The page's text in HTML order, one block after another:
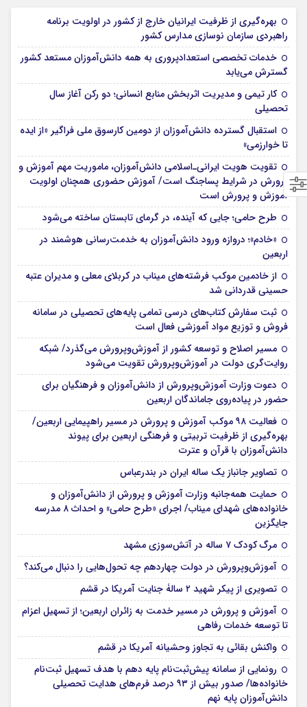
بهره‌گیری از ظرفیت ایرانیان خارج از کشور در اولویت برنامه
راهبردی سازمان نوسازی مدارس کشور
خدمات تخصصی استعدادپروری به همه دانش‌آموزان مستعد کشور
گسترش می‌یابد
کار تیمی و مدیریت اثربخش منابع انسانی؛ دو رکن آغاز سال
تحصیلی
استقبال گسترده دانش‌آموزان از دومین کارسوق ملی فراگیر «از ایده
تا خوارزمی»
تقویت هویت ایرانی‌ـ‌اسلامی دانش‌آموزان، ماموریت مهم آموزش و
پرورش در شرایط پساجنگ است/ آموزش حضوری همچنان اولویت
آموزش و پرورش است
طرح حامی؛ جایی که آینده، در گرمای تابستان ساخته می‌شود
«خادم»؛ دروازه ورود دانش‌آموزان به خدمت‌رسانی هوشمند در
اربعین
از خادمین موکب فرشته‌های میناب در کربلای معلی و مدیران عتبه
حسینی قدردانی شد
ثبت سفارش کتاب‌های درسی تمامی پایه‌های تحصیلی در سامانه
فروش و توزیع مواد آموزشی فعال است
مسیر اصلاح و توسعه کشور از آموزش‌وپرورش می‌گذرد/ شبکه
روایت‌‌گری دولت در آموزش‌وپرورش تقویت می‌شود
دعوت وزارت آموزش‌وپرورش از دانش‌آموزان و فرهنگیان برای
حضور در پیاده‌روی جاماندگان اربعین
فعالیت ۹۸ موکب آموزش و پرورش در مسیر راهپیمایی اربعین/
بهره‌گیری از ظرفیت تربیتی و فرهنگی اربعین برای پیوند
دانش‌آموزان با قرآن و عترت
تصاویر جانباز یک ساله ایران در بندرعباس
حمایت همه‌جانبه وزارت آموزش و پرورش از دانش‌آموزان و
خانواده‌های شهدای میناب/ اجرای «طرح حامی» و احداث ۸ مدرسه
جایگزین
مرگ کودک ۷ ساله در آتش‌سوزی مشهد
آموزش‌وپرورش در دولت چهاردهم چه تحول‌هایی را دنبال می‌کند؟
تصویری از پیکر شهید ۲ سالۀ جنایت آمریکا در قشم
آموزش و پرورش در مسیر خدمت به زائران اربعین؛ از تسهیل اعزام
تا توسعه خدمات رفاهی
واکنش بقائی به تجاوز وحشیانه آمریکا در قشم
رونمایی از سامانه پیش‌ثبت‌نام پایه دهم با هدف تسهیل ثبت‌نام
خانواده‌ها/ صدور بیش از ۹۳ درصد فرم‌های هدایت تحصیلی
دانش‌آموزان پایه نهم